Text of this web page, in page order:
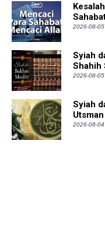
2026-08-05
Syiah
Shahih
2026-08-05
Syiah
2026-08-04